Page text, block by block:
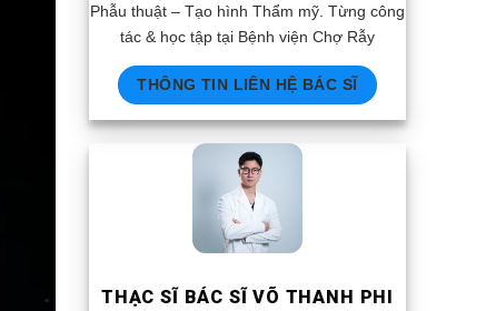
Phẫu thuật – Tạo hình Thẩm mỹ. Từng công
tác & học tập tại Bệnh viện Chợ Rẫy
THÔNG TIN LIÊN HỆ BÁC SĨ
THẠC SĨ BÁC SĨ VÕ THANH PHI